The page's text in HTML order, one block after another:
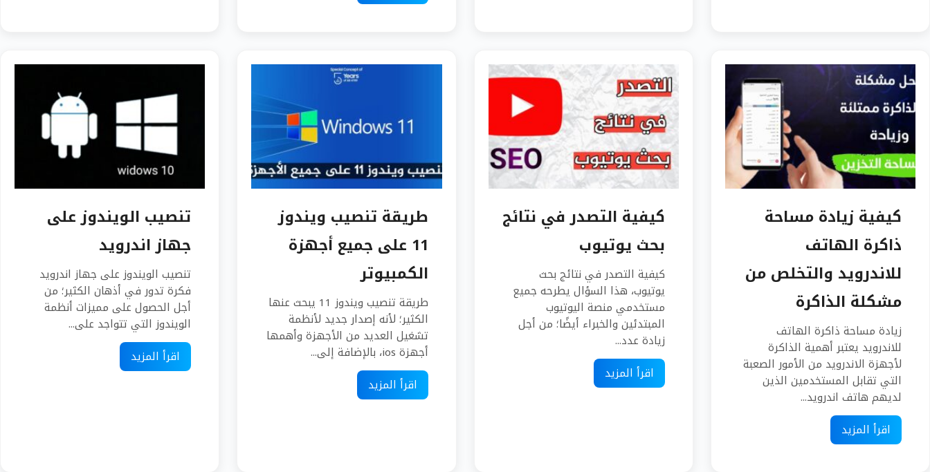
كيفية زيادة مساحة
ذاكرة الهاتف
للاندرويد والتخلص من
مشكلة الذاكرة
زيادة مساحة ذاكرة الهاتف
للاندرويد يعتبر أهمية الذاكرة
لأجهزة الاندرويد من الأمور الصعبة
التي تقابل المستخدمين الذين
لديهم هاتف اندرويد...
اقرأ المزيد
كيفية التصدر في نتائج
بحث يوتيوب
كيفية التصدر في نتائج بحث
يوتيوب، هذا السؤال يطرحه جميع
مستخدمي منصة اليوتيوب
المبتدئين والخبراء أيضًا؛ من أجل
زيادة عدد...
اقرأ المزيد
طريقة تنصيب ويندوز
11 على جميع أجهزة
الكمبيوتر
طريقة تنصيب ويندوز 11 يبحث عنها
الكثير؛ لأنه إصدار جديد لأنظمة
تشغيل العديد من الأجهزة وأهمها
أجهزة ios، بالإضافة إلى...
اقرأ المزيد
تنصيب الويندوز على
جهاز اندرويد
تنصيب الويندوز على جهاز اندرويد
فكرة تدور في أذهان الكثير؛ من
أجل الحصول على مميزات أنظمة
الويندوز التي تتواجد على...
اقرأ المزيد